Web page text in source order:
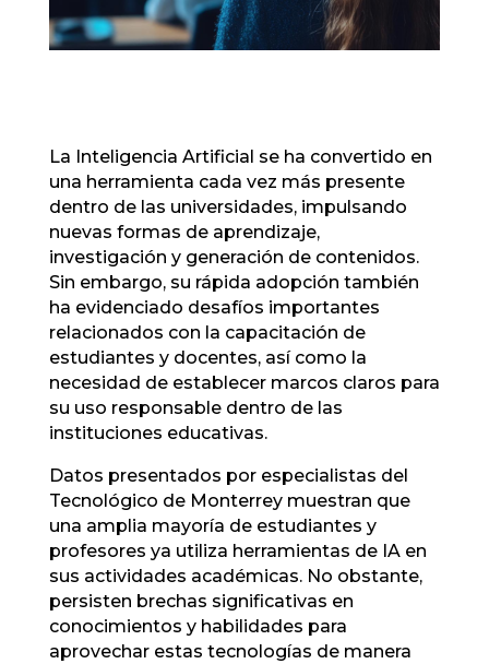
La Inteligencia Artificial se ha convertido en
una herramienta cada vez más presente
dentro de las universidades, impulsando
nuevas formas de aprendizaje,
investigación y generación de contenidos.
Sin embargo, su rápida adopción también
ha evidenciado desafíos importantes
relacionados con la capacitación de
estudiantes y docentes, así como la
necesidad de establecer marcos claros para
su uso responsable dentro de las
instituciones educativas.
Datos presentados por especialistas del
Tecnológico de Monterrey muestran que
una amplia mayoría de estudiantes y
profesores ya utiliza herramientas de IA en
sus actividades académicas. No obstante,
persisten brechas significativas en
conocimientos y habilidades para
aprovechar estas tecnologías de manera